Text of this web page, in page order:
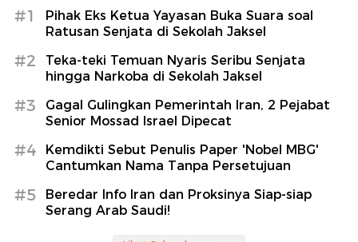
#1
Pihak Eks Ketua Yayasan Buka Suara soal
Ratusan Senjata di Sekolah Jaksel
#2
Teka-teki Temuan Nyaris Seribu Senjata
hingga Narkoba di Sekolah Jaksel
#3
Gagal Gulingkan Pemerintah Iran, 2 Pejabat
Senior Mossad Israel Dipecat
#4
Kemdikti Sebut Penulis Paper 'Nobel MBG'
Cantumkan Nama Tanpa Persetujuan
#5
Beredar Info Iran dan Proksinya Siap-siap
Serang Arab Saudi!